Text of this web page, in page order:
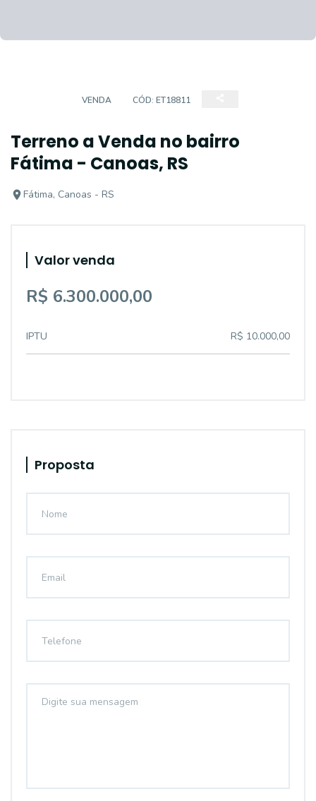
VENDA CÓD: ET18811
Terreno a Venda no bairro
Fátima - Canoas, RS
Fátima, Canoas - RS
Valor venda
R$ 6.300.000,00
IPTU R$ 10.000,00
Proposta